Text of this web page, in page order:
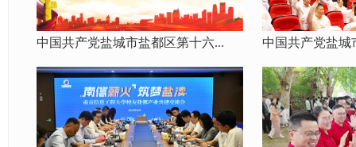
中国共产党盐城市盐都区第十六... 中国共产党盐城